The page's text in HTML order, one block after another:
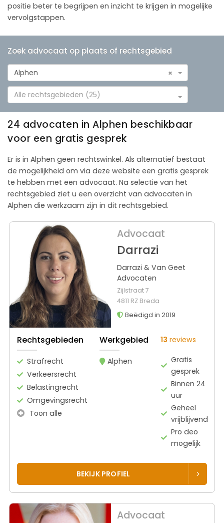
positie beter te begrijpen en inzicht te krijgen in mogelijke
vervolgstappen.
Zoek advocaat op plaats of rechtsgebied
×
Alphen
Alle rechtsgebieden (25)
24 advocaten in Alphen beschikbaar
voor een gratis gesprek
Er is in Alphen geen rechtswinkel. Als alternatief bestaat
de mogelijkheid om via deze website een gratis gesprek
te hebben met een advocaat. Na selectie van het
rechtsgebied ziet u een overzicht van advocaten in
Alphen die werkzaam zijn in dit rechtsgebied.
Advocaat
Darrazi
Darrazi & Van Geet
Advocaten
Zijlstraat 7
4811 RZ Breda
Beëdigd in 2019
Rechtsgebieden
Strafrecht
Verkeersrecht
Belastingrecht
Omgevingsrecht
Toon alle
Werkgebied
Alphen
13 reviews
Gratis
gesprek
Binnen 24
uur
Geheel
vrijblijvend
Pro deo
mogelijk
BEKIJK PROFIEL
Advocaat